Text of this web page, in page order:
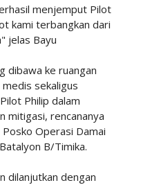
menjemput Pilot
kami terbangkan dari
jelas Bayu
dibawa ke ruangan
sekaligus
Philip dalam
mitigasi, rencananya
Operasi Damai
B/Timika.
dilanjutkan dengan